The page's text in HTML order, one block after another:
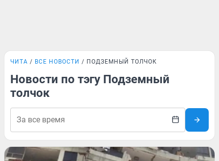
ЧИТА ВСЕ НОВОСТИ ПОДЗЕМНЫЙ ТОЛЧОК
Новости по тэгу Подземный
толчок